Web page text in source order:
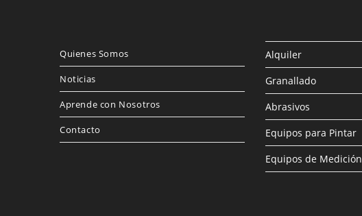
Quienes Somos
Noticias
Aprende con Nosotros
Contacto
Alquiler
Granallado
Abrasivos
Equipos para Pintar
Equipos de Medición